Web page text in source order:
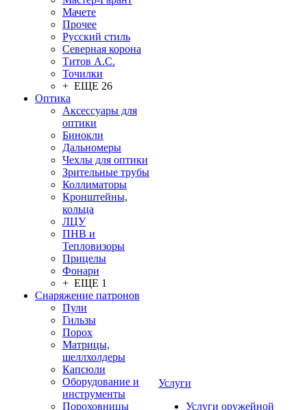
Мачете
Прочее
Русский стиль
Северная корона
Титов А.С.
Точилки
+ ЕЩЕ 26
Оптика
Аксессуары для
оптики
Бинокли
Дальномеры
Чехлы для оптики
Зрительные трубы
Коллиматоры
Кронштейны,
кольца
ЛЦУ
ПНВ и
Тепловизоры
Прицелы
Фонари
+ ЕЩЕ 1
Снаряжение патронов
Пули
Гильзы
Порох
Матрицы,
шеллхолдеры
Капсюли
Оборудование и
инструменты
Пороховницы
Услуги
Услуги оружейной